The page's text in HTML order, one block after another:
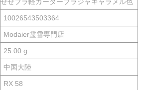
10026543503364
Modaier霊雪専門店
25.00 g
中国大陸
RX 58